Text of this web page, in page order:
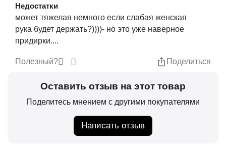
Недостатки
может тяжелая немного если слабая женская
рука будет держать?))))- но это уже наверное
придирки....
Полезный? Поделиться
Оставить отзыв на этот товар
Поделитесь мнением с другими покупателями
Написать отзыв